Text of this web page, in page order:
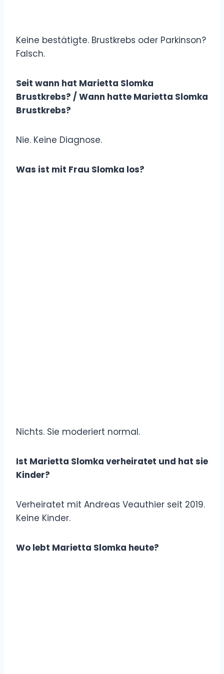
Keine bestätigte. Brustkrebs oder Parkinson?
Falsch.
Seit wann hat Marietta Slomka
Brustkrebs? / Wann hatte Marietta Slomka
Brustkrebs?
Nie. Keine Diagnose.
Was ist mit Frau Slomka los?
Nichts. Sie moderiert normal.
Ist Marietta Slomka verheiratet und hat sie
Kinder?
Verheiratet mit Andreas Veauthier seit 2019.
Keine Kinder.
Wo lebt Marietta Slomka heute?